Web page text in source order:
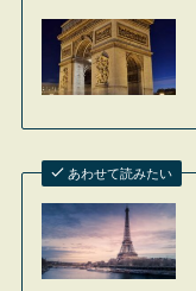
あわせて読みたい